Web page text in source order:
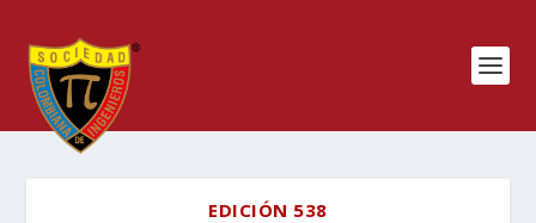
EDICIÓN 538